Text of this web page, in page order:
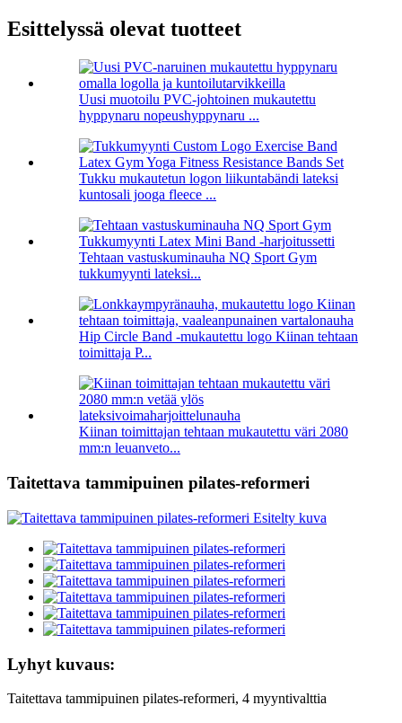
Esittelyssä olevat tuotteet
Uusi muotoilu PVC-johtoinen mukautettu
hyppynaru nopeushyppynaru ...
Tukku mukautetun logon liikuntabändi lateksi
kuntosali jooga fleece ...
Tehtaan vastuskuminauha NQ Sport Gym
tukkumyynti lateksi...
Hip Circle Band -mukautettu logo Kiinan tehtaan
toimittaja P...
Kiinan toimittajan tehtaan mukautettu väri 2080
mm:n leuanveto...
Taitettava tammipuinen pilates-reformeri
Lyhyt kuvaus:
Taitettava tammipuinen pilates-reformeri, 4 myyntivalttia